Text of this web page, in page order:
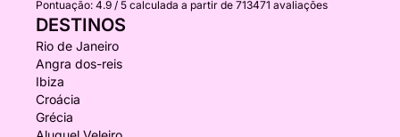
Pontuação: 4.9 / 5 calculada a partir de 713471 avaliações
DESTINOS
Rio de Janeiro
Angra dos-reis
Ibiza
Croácia
Grécia